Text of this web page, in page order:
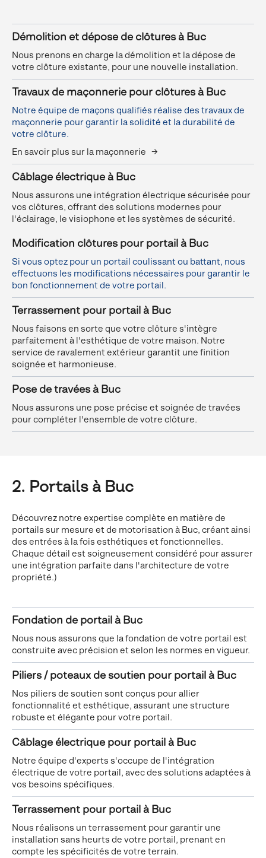
Démolition et dépose de clôtures à Buc
Nous prenons en charge la démolition et la dépose de
votre clôture existante, pour une nouvelle installation.
Travaux de maçonnerie pour clôtures à Buc
Notre équipe de maçons qualifiés réalise des travaux de
maçonnerie pour garantir la solidité et la durabilité de
votre clôture.
En savoir plus sur la maçonnerie →
Câblage électrique à Buc
Nous assurons une intégration électrique sécurisée pour
vos clôtures, offrant des solutions modernes pour
l'éclairage, le visiophone et les systèmes de sécurité.
Modification clôtures pour portail à Buc
Si vous optez pour un portail coulissant ou battant, nous
effectuons les modifications nécessaires pour garantir le
bon fonctionnement de votre portail.
Terrassement pour portail à Buc
Nous faisons en sorte que votre clôture s'intègre
parfaitement à l'esthétique de votre maison. Notre
service de ravalement extérieur garantit une finition
soignée et harmonieuse.
Pose de travées à Buc
Nous assurons une pose précise et soignée de travées
pour compléter l'ensemble de votre clôture.
2. Portails à Buc
Découvrez notre expertise complète en matière de
portails sur mesure et de motorisation à Buc, créant ainsi
des entrées à la fois esthétiques et fonctionnelles.
Chaque détail est soigneusement considéré pour assurer
une intégration parfaite dans l'architecture de votre
propriété.)
Fondation de portail à Buc
Nous nous assurons que la fondation de votre portail est
construite avec précision et selon les normes en vigueur.
Piliers / poteaux de soutien pour portail à Buc
Nos piliers de soutien sont conçus pour allier
fonctionnalité et esthétique, assurant une structure
robuste et élégante pour votre portail.
Câblage électrique pour portail à Buc
Notre équipe d'experts s'occupe de l'intégration
électrique de votre portail, avec des solutions adaptées à
vos besoins spécifiques.
Terrassement pour portail à Buc
Nous réalisons un terrassement pour garantir une
installation sans heurts de votre portail, prenant en
compte les spécificités de votre terrain.